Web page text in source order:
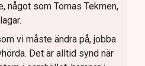
något som Tomas Tekmen,
vi måste ändra på, jobba
Det är alltid synd när